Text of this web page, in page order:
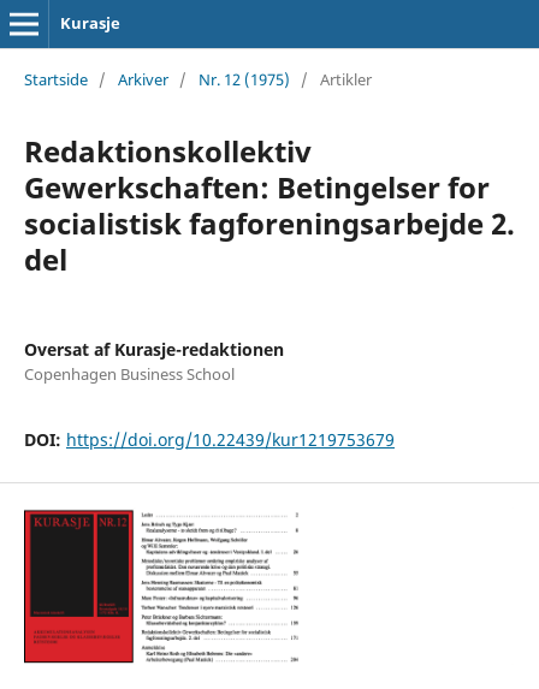
Kurasje
Startside / Arkiver / Nr. 12 (1975) / Artikler
Redaktionskollektiv
Gewerkschaften: Betingelser for
socialistisk fagforeningsarbejde 2.
del
Oversat af Kurasje-redaktionen
Copenhagen Business School
DOI: https://doi.org/10.22439/kur1219753679